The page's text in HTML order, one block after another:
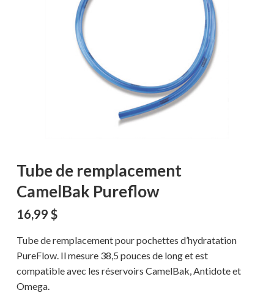
Tube de remplacement
CamelBak Pureflow
16,99 $
Tube de remplacement pour pochettes d’hydratation
PureFlow. Il mesure 38,5 pouces de long et est
compatible avec les réservoirs CamelBak, Antidote et
Omega.